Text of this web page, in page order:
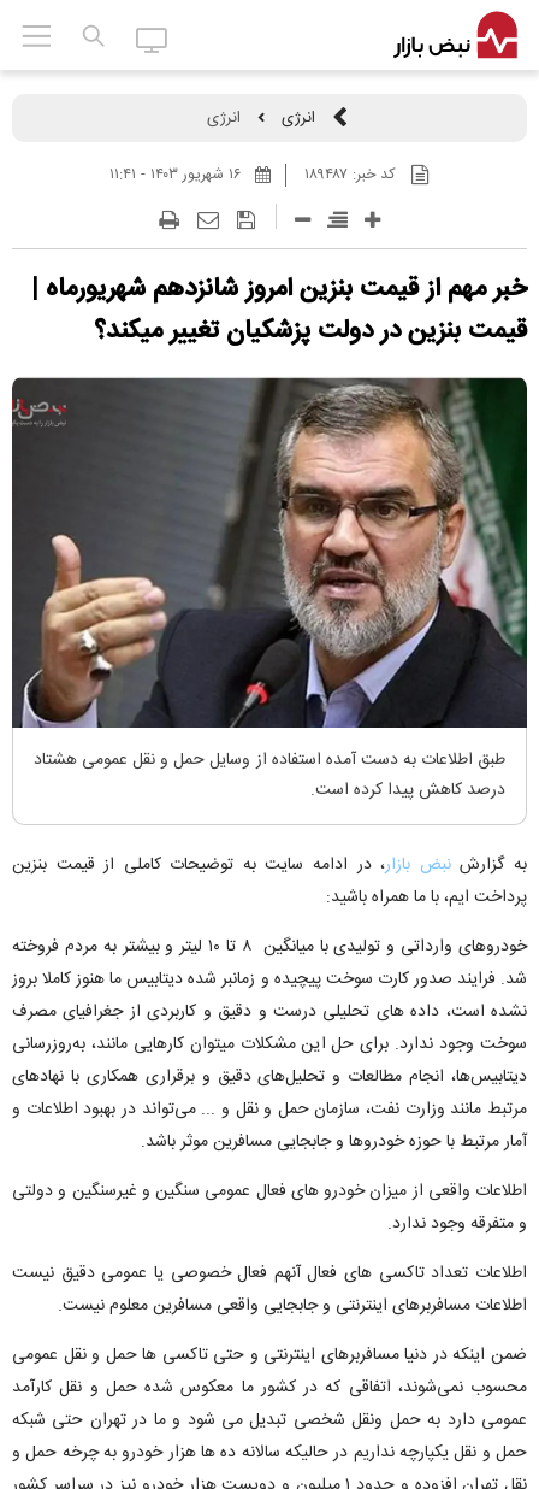
انرژی انرژی
کد خبر: ۱۸۹۴۸۷
خبر مهم از قیمت بنزین امروز شانزدهم شهریورماه |
قیمت بنزین در دولت پزشکیان تغییر میکند؟
طبق اطلاعات به دست آمده استفاده از وسایل حمل و نقل عمومی هشتاد
درصد کاهش پیدا کرده است.
به گزارشنبض بازار، در ادامه سایت به توضیحات کاملی از قیمت بنزین
پرداخت ایم، با ما همراه باشید:
خودروهای وارداتی و تولیدی با میانگین ۸ تا ۱۰ لیتر و بیشتر به مردم فروخته
شد. فرایند صدور کارت سوخت پیچیده و زمانبر شده دیتابیس ما هنوز کاملا بروز
نشده است، داده های تحلیلی درست و دقیق و کاربردی از جغرافیای مصرف
سوخت وجود ندارد. برای حل این مشکلات میتوان کارهایی مانند، به‌روزرسانی
دیتابیس‌ها، انجام مطالعات و تحلیل‌های دقیق و برقراری همکاری با نهادهای
مرتبط مانند وزارت نفت، سازمان حمل و نقل و ... می‌تواند در بهبود اطلاعات و
آمار مرتبط با حوزه خودروها و جابجایی مسافرین موثر باشد.
اطلاعات واقعی از میزان خودرو های فعال عمومی سنگین و غیرسنگین و دولتی
و متفرقه وجود ندارد.
اطلاعات تعداد تاکسی های فعال آنهم فعال خصوصی یا عمومی دقیق نیست
اطلاعات مسافربرهای اینترنتی و جابجایی واقعی مسافرین معلوم نیست.
ضمن اینکه در دنیا مسافربرهای اینترنتی و حتی تاکسی ها حمل و نقل عمومی
محسوب نمی‌شوند، اتفاقی که در کشور ما معکوس شده حمل و نقل کارآمد
عمومی دارد به حمل ونقل شخصی تبدیل می شود و ما در تهران حتی شبکه
حمل و نقل یکپارچه نداریم در حالیکه سالانه ده ها هزار خودرو به چرخه حمل و